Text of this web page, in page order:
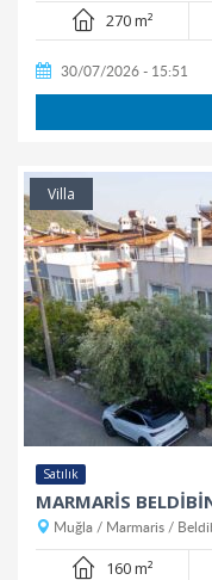
270 m²
30/07/2026 - 15:51
Villa
Satılık
Muğla / Marmaris /
160 m²